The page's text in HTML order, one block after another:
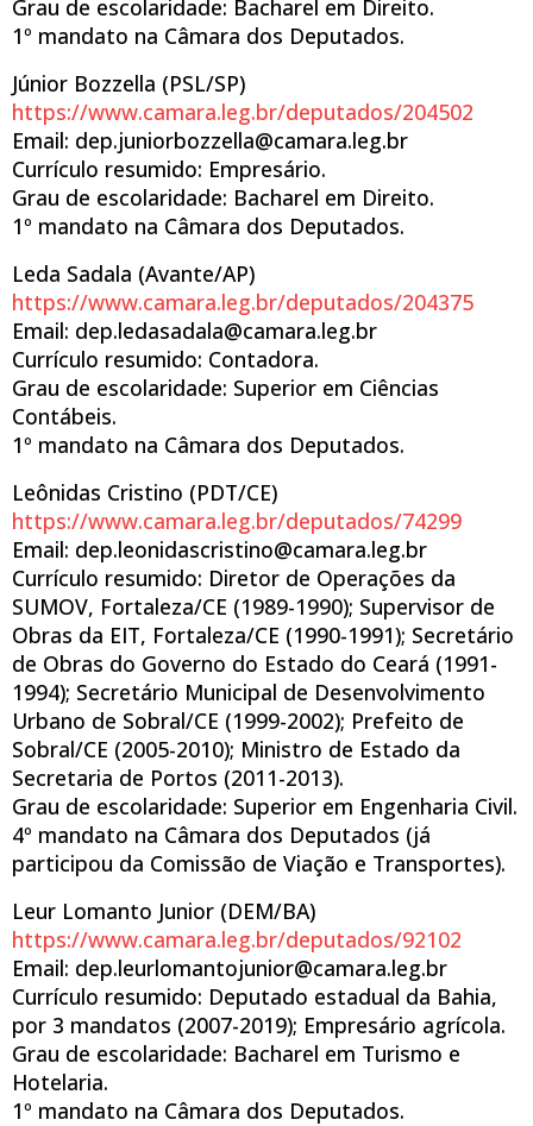
Grau de escolaridade: Bacharel em Direito.
1º mandato na Câmara dos Deputados.
Júnior Bozzella (PSL/SP)
https://www.camara.leg.br/deputados/204502
Email: dep.juniorbozzella@camara.leg.br
Currículo resumido: Empresário.
Grau de escolaridade: Bacharel em Direito.
1º mandato na Câmara dos Deputados.
Leda Sadala (Avante/AP)
https://www.camara.leg.br/deputados/204375
Email: dep.ledasadala@camara.leg.br
Currículo resumido: Contadora.
Grau de escolaridade: Superior em Ciências
Contábeis.
1º mandato na Câmara dos Deputados.
Leônidas Cristino (PDT/CE)
https://www.camara.leg.br/deputados/74299
Email: dep.leonidascristino@camara.leg.br
Currículo resumido: Diretor de Operações da
SUMOV, Fortaleza/CE (1989-1990); Supervisor de
Obras da EIT, Fortaleza/CE (1990-1991); Secretário
de Obras do Governo do Estado do Ceará (1991-
1994); Secretário Municipal de Desenvolvimento
Urbano de Sobral/CE (1999-2002); Prefeito de
Sobral/CE (2005-2010); Ministro de Estado da
Secretaria de Portos (2011-2013).
Grau de escolaridade: Superior em Engenharia Civil.
4º mandato na Câmara dos Deputados (já
participou da Comissão de Viação e Transportes).
Leur Lomanto Junior (DEM/BA)
https://www.camara.leg.br/deputados/92102
Email: dep.leurlomantojunior@camara.leg.br
Currículo resumido: Deputado estadual da Bahia,
por 3 mandatos (2007-2019); Empresário agrícola.
Grau de escolaridade: Bacharel em Turismo e
Hotelaria.
1º mandato na Câmara dos Deputados.